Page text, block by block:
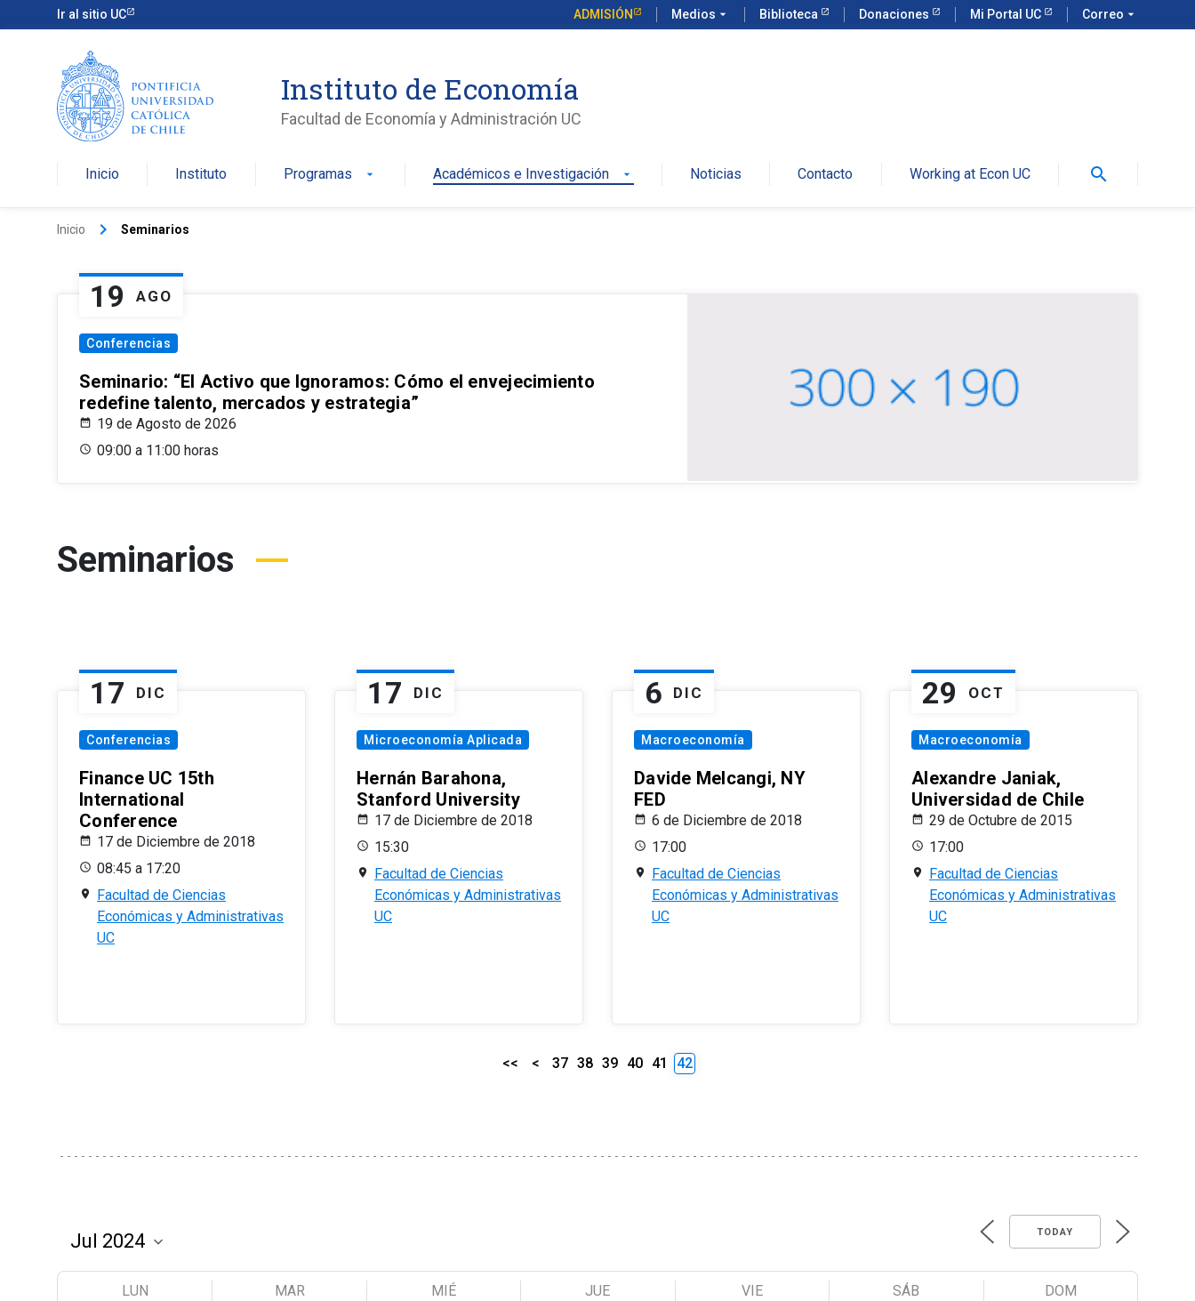
Ir al sitio UC ADMISIÓN Medios arrow_drop_down Biblioteca Donaciones Mi Portal UC Correo arrow_drop_down
Instituto de Economía
Facultad de Economía y Administración UC
Inicio Instituto Programas arrow_drop_down Académicos e Investigación arrow_drop_down Noticias Contacto Working at Econ UC search
Inicio keyboard_arrow_right Seminarios
19 AGO
Conferencias
Seminario: “El Activo que Ignoramos: Cómo el envejecimiento
redefine talento, mercados y estrategia”
19 de Agosto de 2026
09:00 a 11:00 horas
Seminarios
17 DIC
Conferencias
Finance UC 15th
International
Conference
17 de Diciembre de 2018
08:45 a 17:20
Facultad de Ciencias
Económicas y Administrativas
UC
17 DIC
Microeconomía Aplicada
Hernán Barahona,
Stanford University
17 de Diciembre de 2018
15:30
Facultad de Ciencias
Económicas y Administrativas
UC
6 DIC
Macroeconomía
Davide Melcangi, NY
FED
6 de Diciembre de 2018
17:00
Facultad de Ciencias
Económicas y Administrativas
UC
29 OCT
Macroeconomía
Alexandre Janiak,
Universidad de Chile
29 de Octubre de 2015
17:00
Facultad de Ciencias
Económicas y Administrativas
UC
<< < 37 38 39 40 41 42
TODAY
LUN MAR MIÉ JUE VIE SÁB DOM